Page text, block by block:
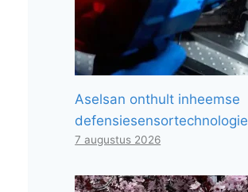
Aselsan onthult inheemse
defensiesensortechnologie
7 augustus 2026